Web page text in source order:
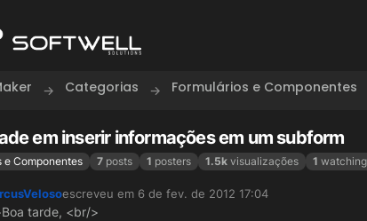
Categorias Formulários e Componentes
em inserir informações em um subform
e Componentes 7 posts 1 posters 1.5k visualizações 1 watching
escreveu em 6 de fev. de 2012 17:04
última edição por
tarde, <br/>